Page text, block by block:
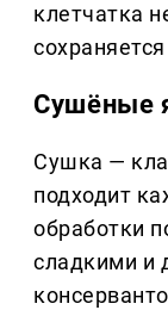
клетчатка
Сушёные
Сушка —
подходит
обработки
сладкими и